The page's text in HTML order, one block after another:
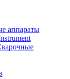
аппараты